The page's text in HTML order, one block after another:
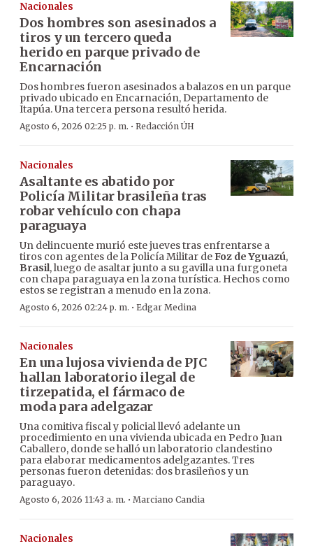
Nacionales
Dos hombres son asesinados a
tiros y un tercero queda
herido en parque privado de
Encarnación
Dos hombres fueron asesinados a balazos en un parque
privado ubicado en Encarnación, Departamento de
Itapúa. Una tercera persona resultó herida.
Agosto 6, 2026 02:25 p. m. · Redacción ÚH
Nacionales
Asaltante es abatido por
Policía Militar brasileña tras
robar vehículo con chapa
paraguaya
Un delincuente murió este jueves tras enfrentarse a
tiros con agentes de la Policía Militar deFoz de Yguazú,
Brasil, luego de asaltar junto a su gavilla una furgoneta
con chapa paraguaya en la zona turística. Hechos como
estos se registran a menudo en la zona.
Agosto 6, 2026 02:24 p. m. · Edgar Medina
Nacionales
En una lujosa vivienda de PJC
hallan laboratorio ilegal de
tirzepatida, el fármaco de
moda para adelgazar
Una comitiva fiscal y policial llevó adelante un
procedimiento en una vivienda ubicada en Pedro Juan
Caballero, donde se halló un laboratorio clandestino
para elaborar medicamentos adelgazantes. Tres
personas fueron detenidas: dos brasileños y un
paraguayo.
Agosto 6, 2026 11:43 a. m. · Marciano Candia
Nacionales